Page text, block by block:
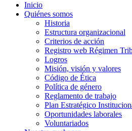
Inicio
Quiénes somos
Historia
Estructura organizacional
Criterios de acción
Registro web Régimen
Logros
Misión, visión y valores
Código de Ética
Política de género
Reglamento de trabajo
Plan Estratégico
Oportunidades laborales
Voluntariados